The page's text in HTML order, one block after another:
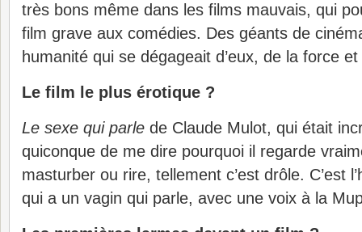
très bons même dans les films mauvais, qui
film grave aux comédies. Des géants de
humanité qui se dégageait d’eux, de la force
Le film le plus érotique ?
Le sexe qui parle de Claude Mulot, qui était
quiconque de me dire pourquoi il regarde
masturber ou rire, tellement c’est drôle. C’est
qui a un vagin qui parle, avec une voix à la